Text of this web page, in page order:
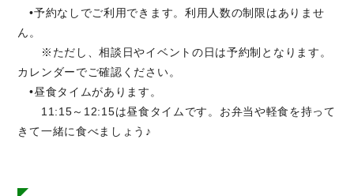
•予約なしでご利用できます。利用人数の制限はありませ
ん。
※ただし、相談日やイベントの日は予約制となります。
カレンダーでご確認ください。
•昼食タイムがあります。
11:15～12:15は昼食タイムです。お弁当や軽食を持って
きて一緒に食べましょう♪